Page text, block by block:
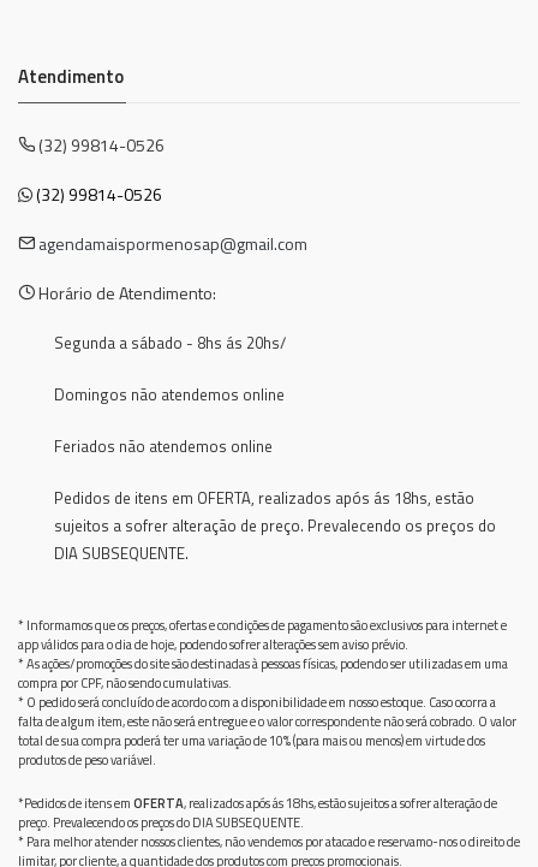
Atendimento
(32) 99814-0526
(32) 99814-0526
agendamaispormenosap@gmail.com
Horário de Atendimento:
Segunda a sábado - 8hs ás 20hs/
Domingos não atendemos online
Feriados não atendemos online
Pedidos de itens em OFERTA, realizados após ás 18hs, estão
sujeitos a sofrer alteração de preço. Prevalecendo os preços do
DIA SUBSEQUENTE.
* Informamos que os preços, ofertas e condições de pagamento são exclusivos para internet e
app válidos para o dia de hoje, podendo sofrer alterações sem aviso prévio.
* As ações/promoções do site são destinadas à pessoas físicas, podendo ser utilizadas em uma
compra por CPF, não sendo cumulativas.
* O pedido será concluído de acordo com a disponibilidade em nosso estoque. Caso ocorra a
falta de algum item, este não será entregue e o valor correspondente não será cobrado. O valor
total de sua compra poderá ter uma variação de 10% (para mais ou menos) em virtude dos
produtos de peso variável.
*Pedidos de itens emOFERTA, realizados após ás 18hs, estão sujeitos a sofrer alteração de
preço. Prevalecendo os preços do DIA SUBSEQUENTE.
* Para melhor atender nossos clientes, não vendemos por atacado e reservamo-nos o direito de
limitar, por cliente, a quantidade dos produtos com preços promocionais.